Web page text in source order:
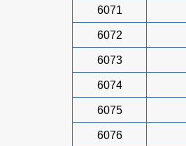
6071
6072
6073
6074
6075
6076